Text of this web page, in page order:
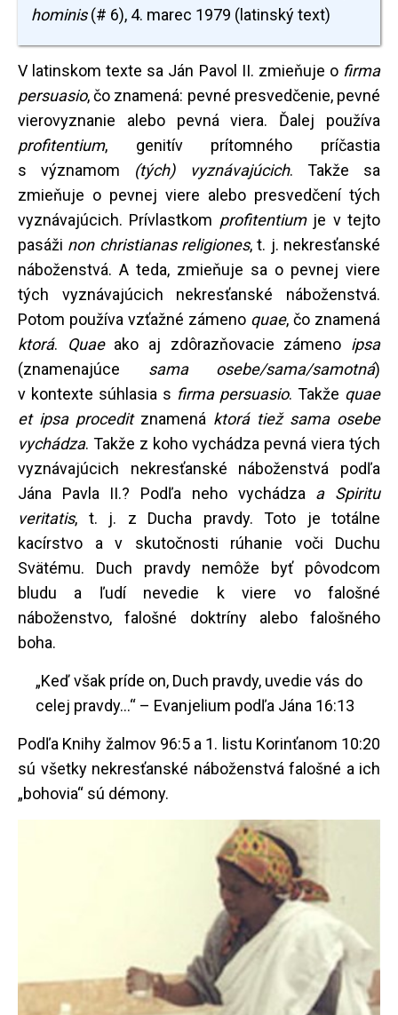
hominis(# 6), 4. marec 1979 (latinský text)
V latinskom texte sa Ján Pavol II. zmieňuje o firma
persuasio, čo znamená: pevné presvedčenie, pevné
vierovyznanie alebo pevná viera. Ďalej používa
profitentium, genitív prítomného príčastia
s významom (tých) vyznávajúcich. Takže sa
zmieňuje o pevnej viere alebo presvedčení tých
vyznávajúcich. Prívlastkom profitentiumje v tejto
pasáži non christianas religiones, t. j. nekresťanské
náboženstvá. A teda, zmieňuje sa o pevnej viere
tých vyznávajúcich nekresťanské náboženstvá.
Potom používa vzťažné zámeno quae, čo znamená
ktorá. Quaeako aj zdôrazňovacie zámeno ipsa
(znamenajúce sama osebe/sama/samotná)
v kontexte súhlasia s firma persuasio. Takže quae
et ipsa proceditznamená ktorá tiež sama osebe
vychádza. Takže z koho vychádza pevná viera tých
vyznávajúcich nekresťanské náboženstvá podľa
Jána Pavla II.? Podľa neho vychádza a Spiritu
veritatis, t. j. z Ducha pravdy. Toto je totálne
kacírstvo a v skutočnosti rúhanie voči Duchu
Svätému. Duch pravdy nemôže byť pôvodcom
bludu a ľudí nevedie k viere vo falošné
náboženstvo, falošné doktríny alebo falošného
boha.
„Keď však príde on, Duch pravdy, uvedie vás do
celej pravdy...“ – Evanjelium podľa Jána 16:13
Podľa Knihy žalmov 96:5 a 1. listu Korinťanom 10:20
sú všetky nekresťanské náboženstvá falošné a ich
„bohovia“ sú démony.